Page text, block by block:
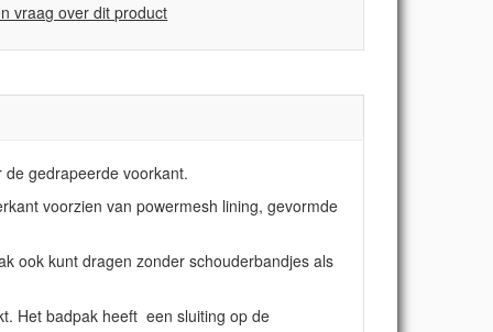
vraag over dit product
gedrapeerde voorkant.
voorzien van powermesh lining, gevormde
ook kunt dragen zonder schouderbandjes als
Het badpak heeft een sluiting op de